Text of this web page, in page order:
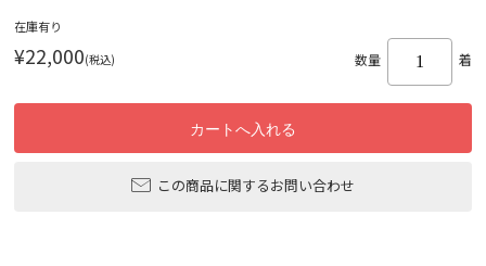
在庫有り
¥22,000(税込) 数量 着
この商品に関するお問い合わせ